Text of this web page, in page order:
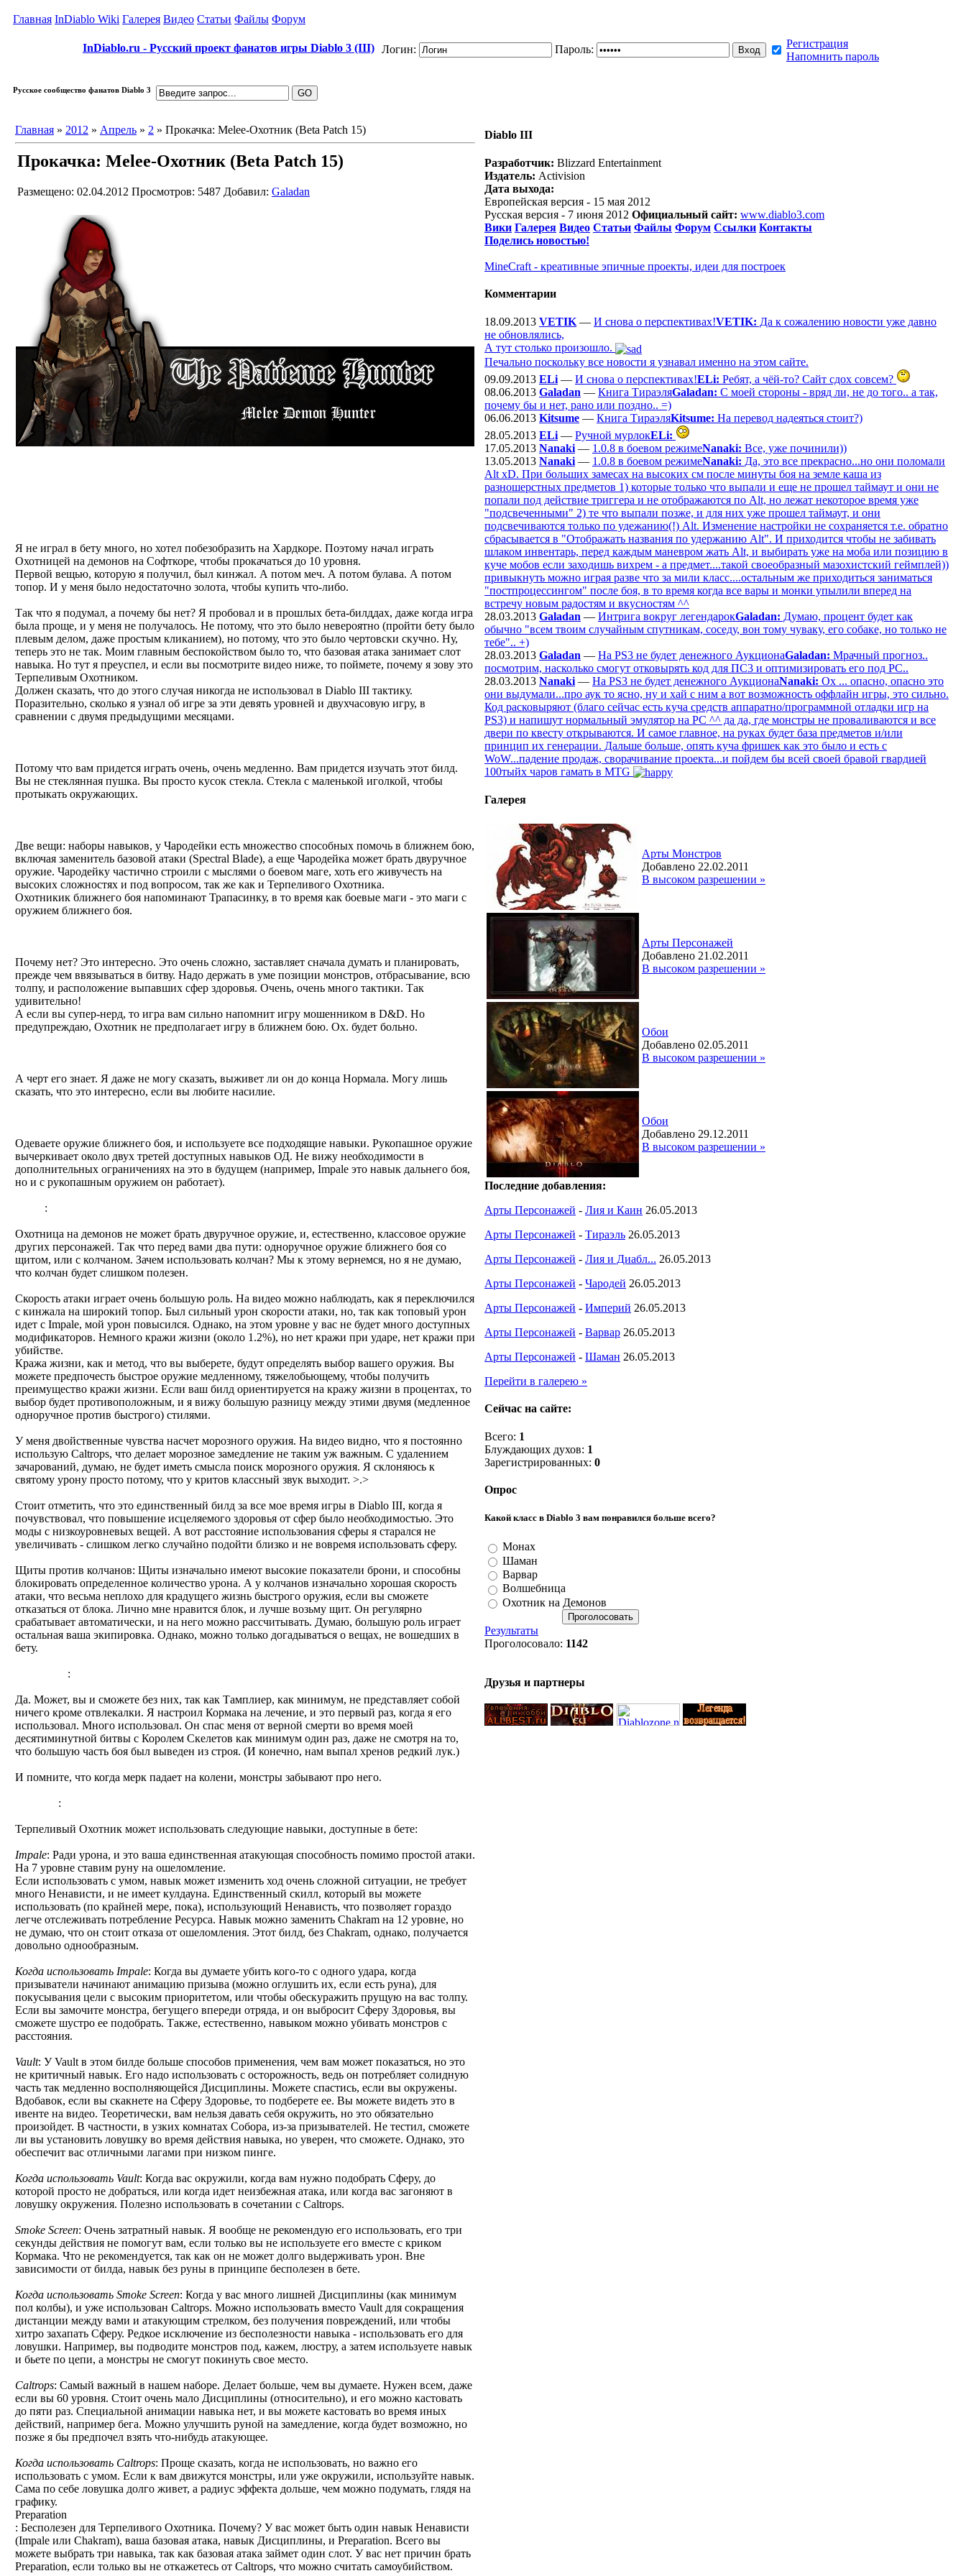
Главная InDiablo Wiki Галерея Видео Статьи Файлы Форум
InDiablo.ru - Русский проект фанатов игры Diablo 3 (III) Логин: Пароль:
Регистрация
Напомнить пароль
Русское сообщество фанатов Diablo 3
Главная » 2012 » Апрель » 2 » Прокачка: Melee-Охотник (Beta Patch 15)
Прокачка: Melee-Охотник (Beta Patch 15)
Размещено: 02.04.2012 Просмотров: 5487 Добавил: Galadan
Я не играл в бету много, но хотел побезобразить на Хардкоре. Поэтому начал играть
Охотницей на демонов на Софткоре, чтобы прокачаться до 10 уровня.
Первой вещью, которую я получил, был кинжал. А потом меч. А потом булава. А потом
топор. И у меня было недостаточно золота, чтобы купить что-либо.
Так что я подумал, а почему бы нет? Я пробовал и в прошлых бета-билддах, даже когда игра
была проще, и у меня не получалось. Не потому, что это было невероятно (пройти бету было
плевым делом, даже простым кликанием), но потому, что это было чертовски скучно. Ну,
теперь это не так. Моим главным беспокойством было то, что базовая атака занимает слот
навыка. Но тут я преуспел, и если вы посмотрите видео ниже, то поймете, почему я зову это
Терпеливым Охотником.
Должен сказать, что до этого случая никогда не использовал в Diablo III тактику.
Поразительно, сколько я узнал об игре за эти девять уровней и двухчасовую игру, в
сравнении с двумя предыдущими месяцами.
Потому что вам придется играть очень, очень медленно. Вам придется изучать этот билд.
Вы не стеклянная пушка. Вы просто кусок стекла. Стекла с маленькой иголкой, чтобы
протыкать окружающих.
Две вещи: наборы навыков, у Чародейки есть множество способных помочь в ближнем бою,
включая заменитель базовой атаки (Spectral Blade), а еще Чародейка может брать двуручное
оружие. Чародейку частично строили с мыслями о боевом маге, хоть его живучесть на
высоких сложностях и под вопросом, так же как и Терпеливого Охотника.
Охотникик ближнего боя напоминают Трапасинку, в то время как боевые маги - это маги с
оружием ближнего боя.
Почему нет? Это интересно. Это очень сложно, заставляет сначала думать и планировать,
прежде чем ввязываться в битву. Надо держать в уме позиции монстров, отбрасывание, всю
толпу, и расположение выпавших сфер здоровья. Очень, очень много тактики. Так
удивительно!
А если вы супер-нерд, то игра вам сильно напомнит игру мошенником в D&D. Но
предупреждаю, Охотник не предполагает игру в ближнем бою. Ох. будет больно.
А черт его знает. Я даже не могу сказать, выживет ли он до конца Нормала. Могу лишь
сказать, что это интересно, если вы любите насилие.
Одеваете оружие ближнего боя, и используете все подходящие навыки. Рукопашное оружие
вычеркивает около двух третей доступных навыков ОД. Не вижу необходимости в
дополнительных ограничениях на это в будущем (например, Impale это навык дальнего боя,
но и с рукопашным оружием он работает).
:
Охотница на демонов не может брать двуручное оружие, и, естественно, классовое оружие
других персонажей. Так что перед вами два пути: одноручное оружие ближнего боя со
щитом, или с колчаном. Зачем использовать колчан? Мы к этому вернемся, но я не думаю,
что колчан будет слишком полезен.
Скорость атаки играет очень большую роль. На видео можно наблюдать, как я переключился
с кинжала на широкий топор. Был сильный урон скорости атаки, но, так как топовый урон
идет с Impale, мой урон повысился. Однако, на этом уровне у вас не будет много доступных
модификаторов. Немного кражи жизни (около 1.2%), но нет кражи при ударе, нет кражи при
убийстве.
Кража жизни, как и метод, что вы выберете, будут определять выбор вашего оружия. Вы
можете предпочесть быстрое оружие медленному, тяжелобьющему, чтобы получить
преимущество кражи жизни. Если ваш билд ориентируется на кражу жизни в процентах, то
выбор будет противоположным, и я вижу большую разницу между этими двумя (медленное
одноручное против быстрого) стилями.
У меня двойственные чувства насчет морозного оружия. На видео видно, что я постоянно
использую Caltrops, что делает морозное замедление не таким уж важным. С удалением
зачарований, думаю, не будет иметь смысла поиск морозного оружия. Я склоняюсь к
святому урону просто потому, что у критов классный звук выходит. >.>
Стоит отметить, что это единственный билд за все мое время игры в Diablo III, когда я
почувствовал, что повышение исцеляемого здоровья от сфер было необходимостью. Это
моды с низкоуровневых вещей. А вот расстояние использования сферы я старался не
увеличивать - слишком легко случайно подойти близко и не вовремя использовать сферу.
Щиты против колчанов: Щиты изначально имеют высокие показатели брони, и способны
блокировать определенное количество урона. А у колчанов изначально хорошая скорость
атаки, что весьма неплохо для крадущего жизнь быстрого оружия, если вы сможете
отказаться от блока. Лично мне нравится блок, и лучше возьму щит. Он регулярно
срабатывает автоматически, и на него можно рассчитывать. Думаю, большую роль играет
остальная ваша экипировка. Однако, можно только догадываться о вещах, не вошедших в
бету.
:
Да. Может, вы и сможете без них, так как Тамплиер, как минимум, не представляет собой
ничего кроме отвлекалки. Я настроил Кормака на лечение, и это первый раз, когда я его
использовал. Много использовал. Он спас меня от верной смерти во время моей
десятиминутной битвы с Королем Скелетов как минимум один раз, даже не смотря на то,
что большую часть боя был выведен из строя. (И конечно, нам выпал хренов редкий лук.)
И помните, что когда мерк падает на колени, монстры забывают про него.
:
Терпеливый Охотник может использовать следующие навыки, доступные в бете:
Impale: Ради урона, и это ваша единственная атакующая способность помимо простой атаки.
На 7 уровне ставим руну на ошеломление.
Если использовать с умом, навык может изменить ход очень сложной ситуации, не требует
много Ненависти, и не имеет кулдауна. Единственный скилл, который вы можете
использовать (по крайней мере, пока), использующий Ненависть, что позволяет гораздо
легче отслеживать потребление Ресурса. Навык можно заменить Chakram на 12 уровне, но
не думаю, что он стоит отказа от ошеломления. Этот билд, без Chakram, однако, получается
довольно однообразным.
Когда использовать Impale: Когда вы думаете убить кого-то с одного удара, когда
призыватели начинают анимацию призыва (можно оглушить их, если есть руна), для
покусывания цели с высоким приоритетом, или чтобы обескуражить прущую на вас толпу.
Если вы замочите монстра, бегущего впереди отряда, и он выбросит Сферу Здоровья, вы
сможете шустро ее подобрать. Также, естественно, навыком можно убивать монстров с
расстояния.
Vault: У Vault в этом билде больше способов применения, чем вам может показаться, но это
не критичный навык. Его надо использовать с осторожность, ведь он потребляет солидную
часть так медленно восполняющейся Дисциплины. Можете спастись, если вы окружены.
Вдобавок, если вы скакнете на Сферу Здоровье, то подберете ее. Вы можете видеть это в
ивенте на видео. Теоретически, вам нельзя давать себя окружить, но это обязательно
произойдет. В частности, в узких комнатах Собора, из-за призывателей. Не тестил, сможете
ли вы установить ловушку во время действия навыка, но уверен, что сможете. Однако, это
обеспечит вас отличными лагами при низком пинге.
Когда использовать Vault: Когда вас окружили, когда вам нужно подобрать Сферу, до
которой просто не добраться, или когда идет неизбежная атака, или когда вас загоняют в
ловушку окружения. Полезно использовать в сочетании с Caltrops.
Smoke Screen: Очень затратный навык. Я вообще не рекомендую его использовать, его три
секунды действия не помогут вам, если только вы не используете его вместе с криком
Кормака. Что не рекомендуется, так как он не может долго выдерживать урон. Вне
зависимости от билда, навык без руны в принципе бесполезен в бете.
Когда использовать Smoke Screen: Когда у вас много лишней Дисциплины (как минимум
пол колбы), и уже использован Caltrops. Можно использовать вместо Vault для сокращения
дистанции между вами и атакующим стрелком, без получения повреждений, или чтобы
хитро захапать Сферу. Редкое исключение из бесполезности навыка - использовать его для
ловушки. Например, вы подводите монстров под, кажем, люстру, а затем используете навык
и бьете по цепи, а монстры не смогут покинуть свое место.
Caltrops: Самый важный в нашем наборе. Делает больше, чем вы думаете. Нужен всем, даже
если вы 60 уровня. Стоит очень мало Дисциплины (относительно), и его можно кастовать
до пяти раз. Специальной анимации навыка нет, и вы можете кастовать во время иных
действий, например бега. Можно улучшить руной на замедление, когда будет возможно, но
позже я бы предпочел взять что-нибудь атакующее.
Когда использовать Caltrops: Проще сказать, когда не использовать, но важно его
использовать с умом. Если к вам движутся монстры, или уже окружили, используйте навык.
Сама по себе ловушка долго живет, а радиус эффекта дольше, чем можно подумать, глядя на
графику.
Preparation
: Бесполезен для Терпеливого Охотника. Почему? У вас может быть один навык Ненависти
(Impale или Chakram), ваша базовая атака, навык Дисциплины, и Preparation. Всего вы
можете выбрать три навыка, так как базовая атака займет один слот. У вас нет причин брать
Preparation, если только вы не откажетесь от Caltrops, что можно считать самоубийством.
Diablo III
Разработчик: Blizzard Entertainment
Издатель: Activision
Дата выхода:
Европейская версия - 15 мая 2012
Русская версия - 7 июня 2012 Официальный сайт: www.diablo3.com
Вики Галерея Видео Статьи Файлы Форум Ссылки Контакты
Поделись новостью!
MineCraft - креативные эпичные проекты, идеи для построек
Комментарии
18.09.2013 VETIK — И снова о перспективах!VETIK: Да к сожалению новости уже давно
не обновлялись,
А тут столько произошло.
Печально поскольку все новости я узнавал именно на этом сайте.
09.09.2013 ELi — И снова о перспективах!ELi: Ребят, а чёй-то? Сайт сдох совсем?
08.06.2013 Galadan — Книга ТираэляGaladan: С моей стороны - вряд ли, не до того.. а так,
почему бы и нет, рано или поздно.. =)
06.06.2013 Kitsume — Книга ТираэляKitsume: На перевод надеяться стоит?)
28.05.2013 ELi — Ручной мурлокELi:
17.05.2013 Nanaki — 1.0.8 в боевом режимеNanaki: Все, уже починили))
13.05.2013 Nanaki — 1.0.8 в боевом режимеNanaki: Да, это все прекрасно...но они поломали
Alt xD. При больших замесах на высоких см после минуты боя на земле каша из
разношерстных предметов 1) которые только что выпали и еще не прошел таймаут и они не
попали под действие триггера и не отображаются по Alt, но лежат некоторое время уже
"подсвеченными" 2) те что выпали позже, и для них уже прошел таймаут, и они
подсвечиваются только по удежанию(!) Alt. Изменение настройки не сохраняется т.е. обратно
сбрасывается в "Отображать названия по удержанию Alt". И приходится чтобы не забивать
шлаком инвентарь, перед каждым маневром жать Alt, и выбирать уже на моба или позицию в
куче мобов если заходишь вихрем - а предмет....такой своеобразный мазохистский геймплей))
привыкнуть можно играя разве что за мили класс....остальным же приходиться заниматься
"постпроцессингом" после боя, в то время когда все вары и монки упылили вперед на
встречу новым радостям и вкусностям ^^
28.03.2013 Galadan — Интрига вокруг легендарокGaladan: Думаю, процент будет как
обычно "всем твоим случайным спутникам, соседу, вон тому чуваку, его собаке, но только не
тебе".. +)
28.03.2013 Galadan — На PS3 не будет денежного АукционаGaladan: Мрачный прогноз..
посмотрим, насколько смогут отковырять код для ПС3 и оптимизировать его под РС..
28.03.2013 Nanaki — На PS3 не будет денежного АукционаNanaki: Ох ... опасно, опасно это
они выдумали...про аук то ясно, ну и хай с ним а вот возможность оффлайн игры, это сильно.
Код расковыряют (благо сейчас есть куча средств аппаратно/программной отладки игр на
PS3) и напишут нормальный эмулятор на PC ^^ да да, где монстры не проваливаются и все
двери по квесту открываются. И самое главное, на руках будет база предметов и/или
принцип их генерации. Дальше больше, опять куча фришек как это было и есть с
WoW...падение продаж, сворачивание проекта...и пойдем бы всей своей бравой гвардией
100тыйх чаров гамать в MTG
Галерея
Арты Монстров
Добавлено 22.02.2011
В высоком разрешении »
Арты Персонажей
Добавлено 21.02.2011
В высоком разрешении »
Обои
Добавлено 02.05.2011
В высоком разрешении »
Обои
Добавлено 29.12.2011
В высоком разрешении »
Последние добавления:
Арты Персонажей - Лия и Каин 26.05.2013
Арты Персонажей - Тираэль 26.05.2013
Арты Персонажей - Лия и Диабл... 26.05.2013
Арты Персонажей - Чародей 26.05.2013
Арты Персонажей - Империй 26.05.2013
Арты Персонажей - Варвар 26.05.2013
Арты Персонажей - Шаман 26.05.2013
Перейти в галерею »
Сейчас на сайте:
Всего: 1
Блуждающих духов: 1
Зарегистрированных: 0
Опрос
Какой класс в Diablo 3 вам понравился больше всего?
Монах
Шаман
Варвар
Волшебница
Охотник на Демонов
Результаты
Проголосовало: 1142
Друзья и партнеры